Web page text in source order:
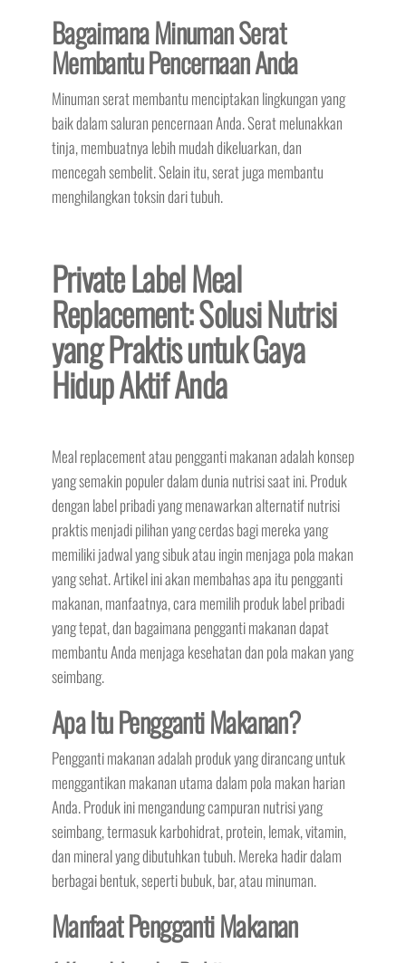
Bagaimana Minuman Serat
Membantu Pencernaan Anda
Minuman serat membantu menciptakan lingkungan yang
baik dalam saluran pencernaan Anda. Serat melunakkan
tinja, membuatnya lebih mudah dikeluarkan, dan
mencegah sembelit. Selain itu, serat juga membantu
menghilangkan toksin dari tubuh.
Private Label Meal
Replacement: Solusi Nutrisi
yang Praktis untuk Gaya
Hidup Aktif Anda
Meal replacement atau pengganti makanan adalah konsep
yang semakin populer dalam dunia nutrisi saat ini. Produk
dengan label pribadi yang menawarkan alternatif nutrisi
praktis menjadi pilihan yang cerdas bagi mereka yang
memiliki jadwal yang sibuk atau ingin menjaga pola makan
yang sehat. Artikel ini akan membahas apa itu pengganti
makanan, manfaatnya, cara memilih produk label pribadi
yang tepat, dan bagaimana pengganti makanan dapat
membantu Anda menjaga kesehatan dan pola makan yang
seimbang.
Apa Itu Pengganti Makanan?
Pengganti makanan adalah produk yang dirancang untuk
menggantikan makanan utama dalam pola makan harian
Anda. Produk ini mengandung campuran nutrisi yang
seimbang, termasuk karbohidrat, protein, lemak, vitamin,
dan mineral yang dibutuhkan tubuh. Mereka hadir dalam
berbagai bentuk, seperti bubuk, bar, atau minuman.
Manfaat Pengganti Makanan